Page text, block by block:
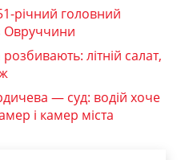
річний головний
Овруччини
літній салат,
— суд: водій хоче
і камер міста